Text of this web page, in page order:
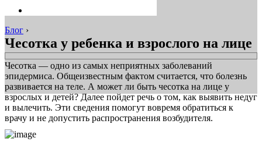
Блог ›
Чесотка у ребенка и взрослого на лице
Чесотка — одно из самых неприятных заболеваний
эпидермиса. Общеизвестным фактом считается, что болезнь
развивается на теле. А может ли быть чесотка на лице у
взрослых и детей? Далее пойдет речь о том, как выявить недуг
и вылечить. Эти сведения помогут вовремя обратиться к
врачу и не допустить распространения возбудителя.